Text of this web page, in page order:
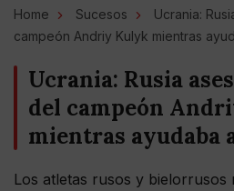
Home Sucesos
Ucrania:
campeón Andriy Kulyk mientras
Ucrania: Rusia
del campeón
mientras ayudaba
Los atletas rusos y